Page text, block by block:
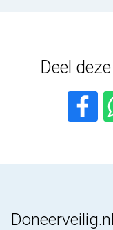
Deel
Doneerveilig.nl